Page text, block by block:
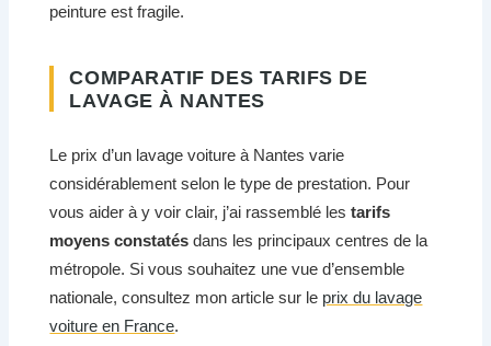
peinture est fragile.
COMPARATIF DES TARIFS DE
LAVAGE À NANTES
Le prix d’un lavage voiture à Nantes varie
considérablement selon le type de prestation. Pour
vous aider à y voir clair, j’ai rassemblé lestarifs
moyens constatés dans les principaux centres de la
métropole. Si vous souhaitez une vue d’ensemble
nationale, consultez mon article sur le prix du lavage
voiture en France.